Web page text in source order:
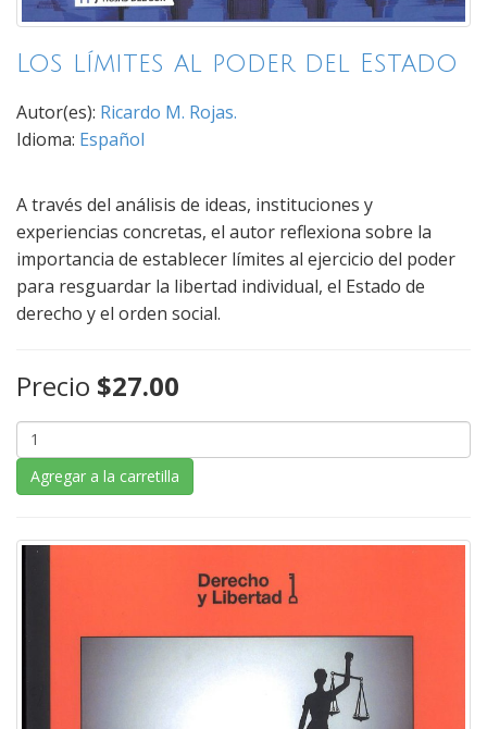
Los límites al poder del Estado
Autor(es): Ricardo M. Rojas.
Idioma: Español
A través del análisis de ideas, instituciones y
experiencias concretas, el autor reflexiona sobre la
importancia de establecer límites al ejercicio del poder
para resguardar la libertad individual, el Estado de
derecho y el orden social.
Precio $27.00
Agregar a la carretilla